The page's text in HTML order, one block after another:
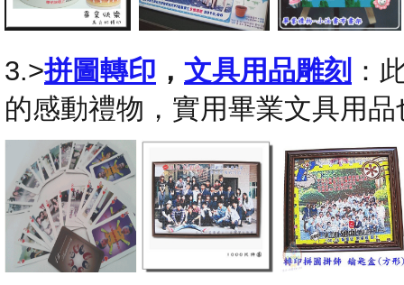
3.>拼圖轉印 ， 文具用品雕刻 ：
的感動禮物，實用畢業文具用